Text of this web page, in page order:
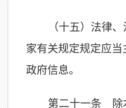
（十五）法律
家有关规定规定应
政府信息。
第二十一条 除